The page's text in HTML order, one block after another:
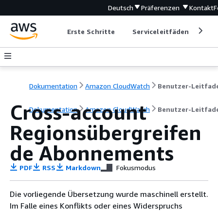
Deutsch Präferenzen Kontakt
Erste Schritte Serviceleitfäden
Dokumentation Amazon CloudWatch Benutzer-
Dokumentation Amazon CloudWatch Benutzer-
Cross-account
Regionsübergreifen
de Abonnements
PDF RSS Markdown Fokusmodus
Die vorliegende Übersetzung wurde maschinell erstellt.
Im Falle eines Konflikts oder eines Widerspruchs